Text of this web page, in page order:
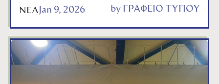
ΝΕΑ Jan 9, 2026 by ΓΡΑΦΕΙΟ ΤΥΠΟΥ